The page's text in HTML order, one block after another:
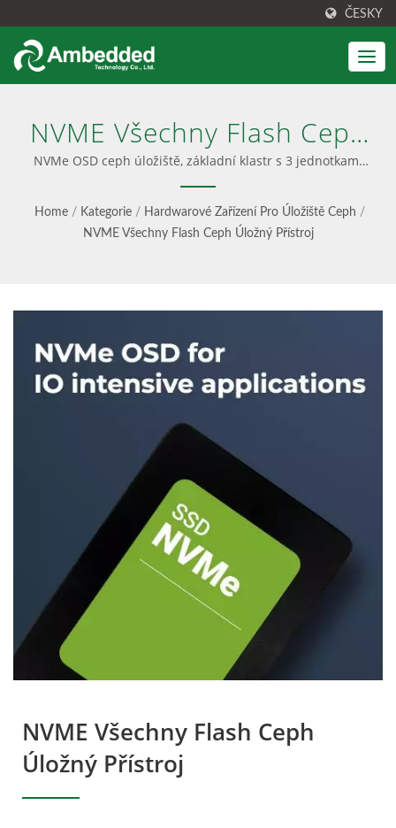
ČESKY
NVME Všechny Flash Ceph
Úložný Přístroj | Unified
Block, File & S3 Object
Storage - Ambedded
NVMe OSD ceph úložiště, základní klastr s 3 jednotkami
Mars 500 poskytujícími IOPS s výkonem od 155K při čtení
a 33K při zápisu. | Úložná řešení Ceph; Zařízení a
software Ceph
Home / Kategorie / Hardwarové Zařízení Pro Úložiště Ceph /
NVME Všechny Flash Ceph Úložný Přístroj
NVME Všechny Flash Ceph
Úložný Přístroj